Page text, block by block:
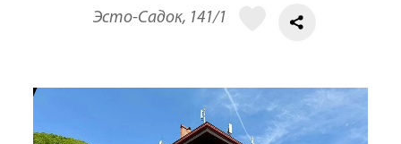
Эсто-Садок, 141/1